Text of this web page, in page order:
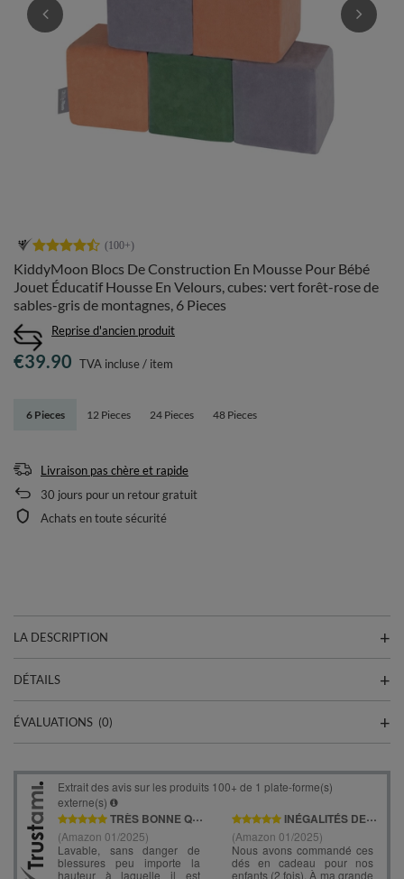
KiddyMoon Blocs De Construction En Mousse Pour Bébé
Jouet Éducatif Housse En Velours, cubes: vert forêt-rose de
sables-gris de montagnes, 6 Pieces
Reprise d'ancien produit
6 Pieces 12 Pieces 24 Pieces 48 Pieces
€39.90 TVA incluse/ item
Livraison pas chère et rapide
30 jours pour un retour gratuit
Achats en toute sécurité
LA DESCRIPTION
DÉTAILS
ÉVALUATIONS (0)